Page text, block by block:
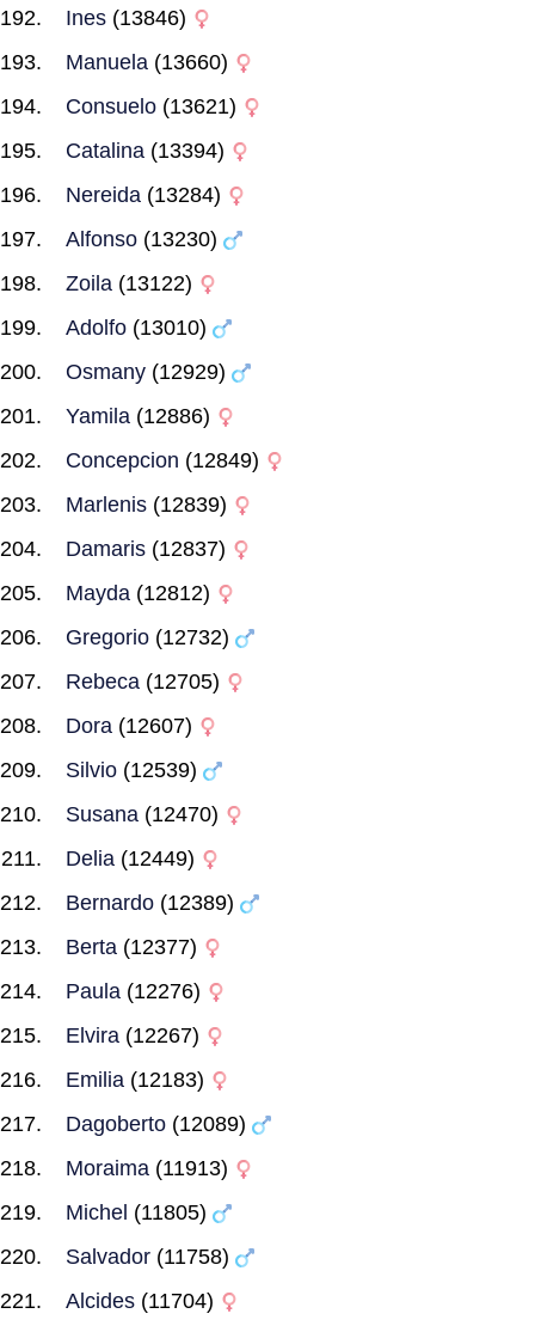
Ines (13846)
Manuela (13660)
Consuelo (13621)
Catalina (13394)
Nereida (13284)
Alfonso (13230)
Zoila (13122)
Adolfo (13010)
Osmany (12929)
Yamila (12886)
Concepcion (12849)
Marlenis (12839)
Damaris (12837)
Mayda (12812)
Gregorio (12732)
Rebeca (12705)
Dora (12607)
Silvio (12539)
Susana (12470)
Delia (12449)
Bernardo (12389)
Berta (12377)
Paula (12276)
Elvira (12267)
Emilia (12183)
Dagoberto (12089)
Moraima (11913)
Michel (11805)
Salvador (11758)
Alcides (11704)